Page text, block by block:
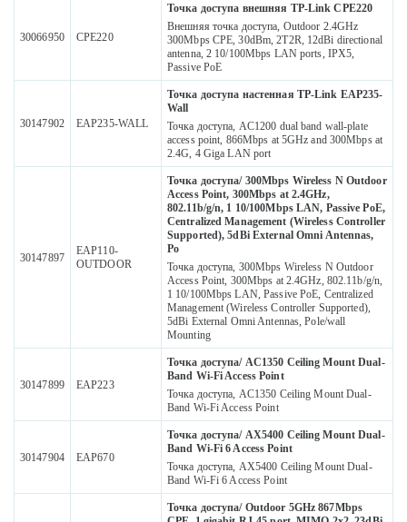
30066950 CPE220
Точка доступа внешняя TP-Link CPE220
Внешняя точка доступа, Outdoor 2.4GHz
300Mbps CPE, 30dBm, 2T2R, 12dBi directional
antenna, 2 10/100Mbps LAN ports, IPX5,
Passive PoE
30147902 EAP235-WALL
Точка доступа настенная TP-Link EAP235-
Wall
Точка доступа, AC1200 dual band wall-plate
access point, 866Mbps at 5GHz and 300Mbps at
2.4G, 4 Giga LAN port
30147897
EAP110-
OUTDOOR
Точка доступа/ 300Mbps Wireless N Outdoor
Access Point, 300Mbps at 2.4GHz,
802.11b/g/n, 1 10/100Mbps LAN, Passive PoE,
Centralized Management (Wireless Controller
Supported), 5dBi External Omni Antennas,
Po
Точка доступа, 300Mbps Wireless N Outdoor
Access Point, 300Mbps at 2.4GHz, 802.11b/g/n,
1 10/100Mbps LAN, Passive PoE, Centralized
Management (Wireless Controller Supported),
5dBi External Omni Antennas, Pole/wall
Mounting
30147899 EAP223
Точка доступа/ AC1350 Ceiling Mount Dual-
Band Wi-Fi Access Point
Точка доступа, AC1350 Ceiling Mount Dual-
Band Wi-Fi Access Point
30147904 EAP670
Точка доступа/ AX5400 Ceiling Mount Dual-
Band Wi-Fi 6 Access Point
Точка доступа, AX5400 Ceiling Mount Dual-
Band Wi-Fi 6 Access Point
Точка доступа/ Outdoor 5GHz 867Mbps